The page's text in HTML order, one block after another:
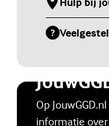
(Externe
(Externe
Op
informatie